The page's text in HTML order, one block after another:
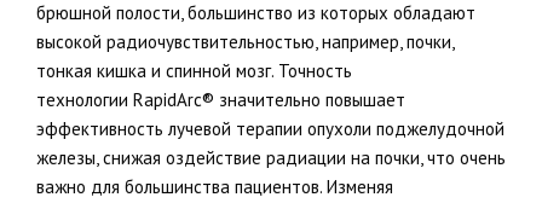
брюшной полости, большинство из которых обладают
высокой радиочувствительностью, например, почки,
тонкая кишка и спинной мозг. Точность
технологии RapidArc® значительно повышает
эффективность лучевой терапии опухоли поджелудочной
железы, снижая оздействие радиации на почки, что очень
важно для большинства пациентов. Изменяя